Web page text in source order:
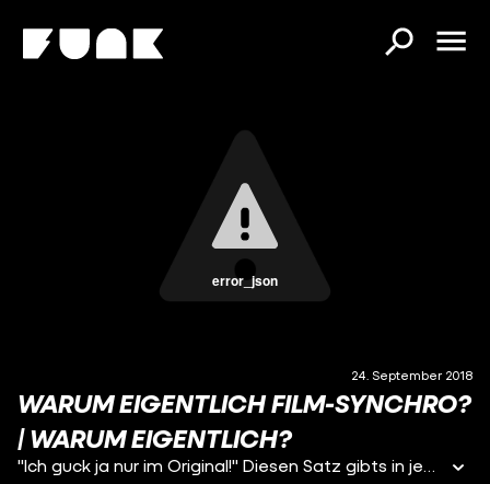
error_json
24. September 2018
WARUM EIGENTLICH FILM-SYNCHRO?
| WARUM EIGENTLICH?
"Ich guck ja nur im Original!" Diesen Satz gibts in jedem Freundeskreis. Aber warum eigentlich werden Filme überhaupt synchronisiert?